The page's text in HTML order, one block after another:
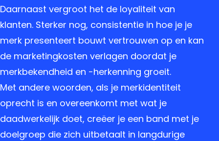
Daarnaast vergroot het de loyaliteit van
klanten. Sterker nog, consistentie in hoe je je
merk presenteert bouwt vertrouwen op en kan
de marketingkosten verlagen doordat je
merkbekendheid en -herkenning groeit.
Met andere woorden, als je merkidentiteit
oprecht is en overeenkomt met wat je
daadwerkelijk doet, creëer je een band met je
doelgroep die zich uitbetaalt in langdurige